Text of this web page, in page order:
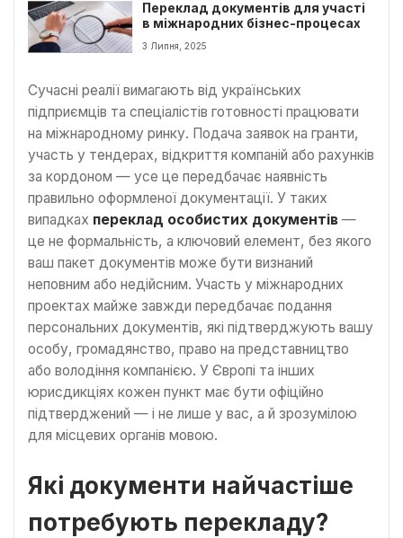
Переклад документів для участі
в міжнародних бізнес-процесах
3 Липня, 2025
Сучасні реалії вимагають від українських
підприємців та спеціалістів готовності працювати
на міжнародному ринку. Подача заявок на гранти,
участь у тендерах, відкриття компаній або рахунків
за кордоном — усе це передбачає наявність
правильно оформленої документації. У таких
випадках переклад особистих документів —
це не формальність, а ключовий елемент, без якого
ваш пакет документів може бути визнаний
неповним або недійсним. Участь у міжнародних
проектах майже завжди передбачає подання
персональних документів, які підтверджують вашу
особу, громадянство, право на представництво
або володіння компанією. У Європі та інших
юрисдикціях кожен пункт має бути офіційно
підтверджений — і не лише у вас, а й зрозумілою
для місцевих органів мовою.
Які документи найчастіше
потребують перекладу?